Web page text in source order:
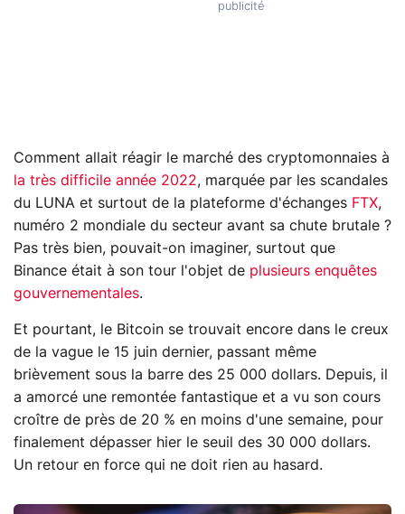
Comment allait réagir le marché des cryptomonnaies à
la très difficile année 2022, marquée par les scandales
du LUNA et surtout de la plateforme d'échanges FTX,
numéro 2 mondiale du secteur avant sa chute brutale ?
Pas très bien, pouvait-on imaginer, surtout que
Binance était à son tour l'objet de plusieurs enquêtes
gouvernementales.
Et pourtant, le Bitcoin se trouvait encore dans le creux
de la vague le 15 juin dernier, passant même
brièvement sous la barre des 25 000 dollars. Depuis, il
a amorcé une remontée fantastique et a vu son cours
croître de près de 20 % en moins d'une semaine, pour
finalement dépasser hier le seuil des 30 000 dollars.
Un retour en force qui ne doit rien au hasard.